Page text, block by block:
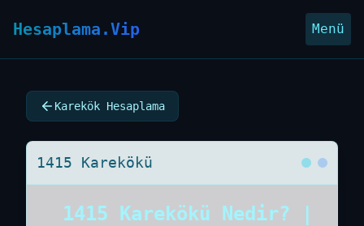
Hesaplama.Vip Menü
Karekök Hesaplama
1415 Karekökü
1415 Karekökü Nedir? |